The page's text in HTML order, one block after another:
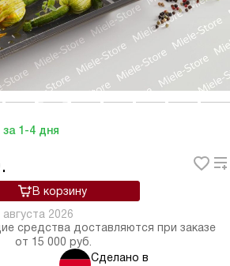
1-4 дня
В корзину
августа 2026
средства доставляются при заказе
от 15 000 руб.
Сделано в